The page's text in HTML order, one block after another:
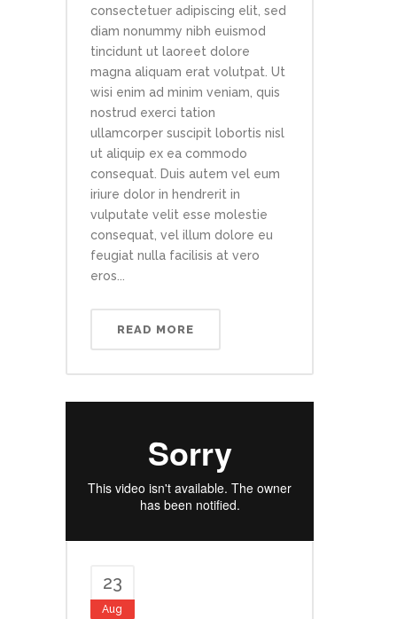
consectetuer adipiscing elit, sed
diam nonummy nibh euismod
tincidunt ut laoreet dolore
magna aliquam erat volutpat. Ut
wisi enim ad minim veniam, quis
nostrud exerci tation
ullamcorper suscipit lobortis nisl
ut aliquip ex ea commodo
consequat. Duis autem vel eum
iriure dolor in hendrerit in
vulputate velit esse molestie
consequat, vel illum dolore eu
feugiat nulla facilisis at vero
eros...
READ MORE
23
Aug